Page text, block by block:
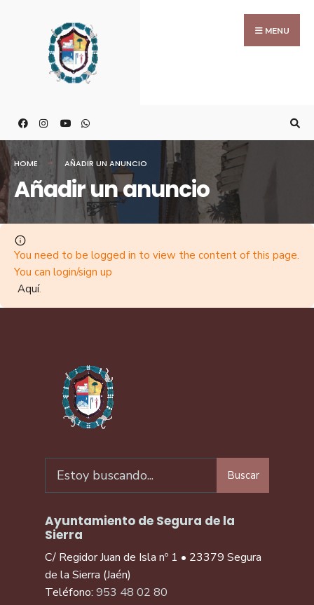
MENU
HOME AÑADIR UN ANUNCIO
Añadir un anuncio
You need to be logged in to view the content of this page.
You can login/sign up
Aquí.
Buscar
Ayuntamiento de Segura de la
Sierra
C/ Regidor Juan de Isla nº 1 • 23379 Segura
de la Sierra (Jaén)
Teléfono: 953 48 02 80